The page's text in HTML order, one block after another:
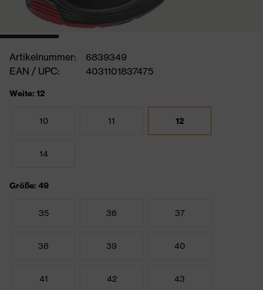
Artikelnummer:
6839349
EAN / UPC:
4031101837475
Weite: 12
10 11 12
14
Größe: 49
35 36 37
38 39 40
41 42 43